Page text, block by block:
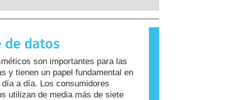
de las personas. Una
causa una reacción alérgica se
Los cosméticos y productos de
resultar alergénicos para algunas
Esto no significa que el producto no
para que otros lo utilicen.
de datos
son importantes para las
y tienen un papel fundamental en
día a día. Los consumidores
utilizan de media más de siete